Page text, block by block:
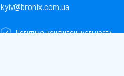
kyiv@bronix.com.ua
Политика конфиденциальности